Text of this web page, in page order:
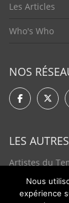
Les Articles
Who's Who
NOS
LES
Artistes du
Tendances
Nous
expérience